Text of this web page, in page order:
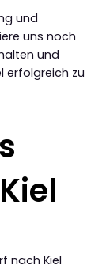
und
uns noch
und
erfolgreich zu
nach Kiel